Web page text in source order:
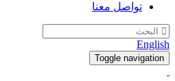
تواصل معنا
English
Toggle navigation